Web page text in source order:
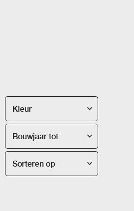
Kleur
Bouwjaar tot
Sorteren op